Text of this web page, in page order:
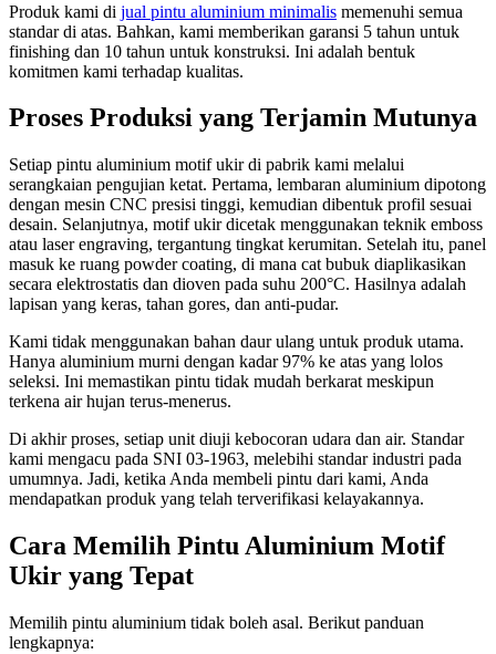
Produk kami di jual pintu aluminium minimalis memenuhi semua
standar di atas. Bahkan, kami memberikan garansi 5 tahun untuk
finishing dan 10 tahun untuk konstruksi. Ini adalah bentuk
komitmen kami terhadap kualitas.
Proses Produksi yang Terjamin Mutunya
Setiap pintu aluminium motif ukir di pabrik kami melalui
serangkaian pengujian ketat. Pertama, lembaran aluminium dipotong
dengan mesin CNC presisi tinggi, kemudian dibentuk profil sesuai
desain. Selanjutnya, motif ukir dicetak menggunakan teknik emboss
atau laser engraving, tergantung tingkat kerumitan. Setelah itu, panel
masuk ke ruang powder coating, di mana cat bubuk diaplikasikan
secara elektrostatis dan dioven pada suhu 200°C. Hasilnya adalah
lapisan yang keras, tahan gores, dan anti-pudar.
Kami tidak menggunakan bahan daur ulang untuk produk utama.
Hanya aluminium murni dengan kadar 97% ke atas yang lolos
seleksi. Ini memastikan pintu tidak mudah berkarat meskipun
terkena air hujan terus-menerus.
Di akhir proses, setiap unit diuji kebocoran udara dan air. Standar
kami mengacu pada SNI 03-1963, melebihi standar industri pada
umumnya. Jadi, ketika Anda membeli pintu dari kami, Anda
mendapatkan produk yang telah terverifikasi kelayakannya.
Cara Memilih Pintu Aluminium Motif
Ukir yang Tepat
Memilih pintu aluminium tidak boleh asal. Berikut panduan
lengkapnya: